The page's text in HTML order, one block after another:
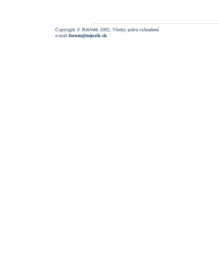
Copyright © RebWeb 2002; Všetky práva vyhradené
e-mail:forum@mjuzik.sk